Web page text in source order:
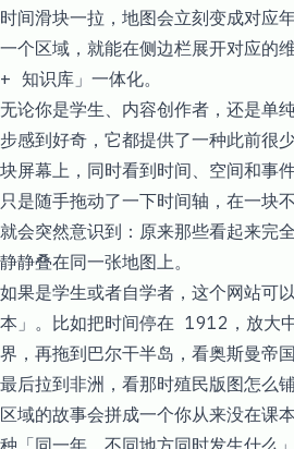
时间滑块一拉，地图会立刻变成对应
一个区域，就能在侧边栏展开对应的
+ 知识库」一体化。​
无论你是学生、内容创作者，还是单
步感到好奇，它都提供了一种此前很
块屏幕上，同时看到时间、空间和事
只是随手拖动了一下时间轴，在一块
就会突然意识到：原来那些看起来完
静静叠在同一张地图上。
如果是学生或者自学者，这个网站可
本」。比如把时间停在 1912，放大
界，再拖到巴尔干半岛，看奥斯曼帝
最后拉到非洲，看那时殖民版图怎么
区域的故事会拼成一个你从来没在课